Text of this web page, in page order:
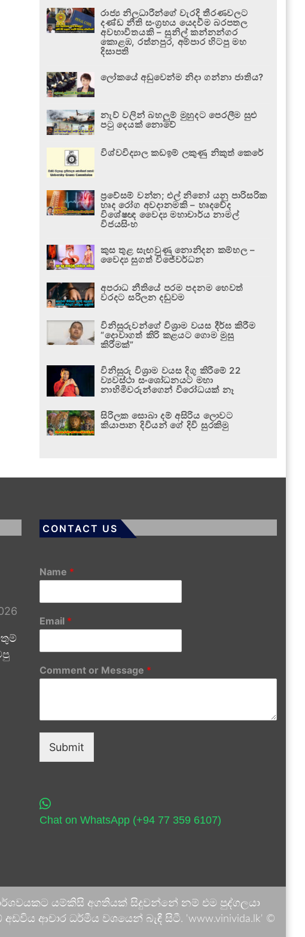
රාජ්‍ය නිලධාරීන්ගේ වැරදි තීරණවලට
දණ්ඩ නීති සංග්‍රහය යෙදවීම බරපතල
අවභාවිතයකි – සුනිල් කන්නන්ගර
කොළඹ, රත්නපුර, අම්පාර හිටපු මහ
දිසාපති
ලෝකයේ අඩුවෙන්ම නිදා ගන්නා ජාතිය?
නැව් වලින් බහලුම් මුහුදට පෙරලීම සුළු
පටු දෙයක් නොවේ
විශ්වවිද්‍යාල කඩඉම් ලකුණු නිකුත් කෙරේ
ප්‍රවේසම් වන්න; එල් නිනෝ යනු පාරිසරික
හෘද රෝග අවදානමකි – හෘදවේද
විශේෂඥ වෛද්‍ය මහාචාර්ය නාමල්
විජයසිංහ
කුස තුළ සැඟවුණු නොනිදන කම්හල –
වෛද්‍ය සුගත් විජේවර්ධන
අපරාධ නීතියේ පරම පදනම හෙවත්
වරදට සරිලන දඬුවම
විනිසුරුවන්ගේ විශ්‍රාම වයස දීර්ඝ කිරීම
“දොවාගත් කිරි කළයට ගොම මුසු
කිරීමක්”
විනිසුරු විශ්‍රාම වයස දිගු කිරීමේ 22
ව්‍යවස්ථා සංශෝධනයට මහා
නාහිමිවරුන්ගෙන් විරෝධයක් නෑ
සිරිලක සොබා දම් අසිරිය ලොවට
කියාපාන දිවියන් ගේ දිවි සුරකිමු
CONTACT US
Name *
Email *
Comment or Message *
Submit
Chat on WhatsApp (+94 77 359 6107)
යම්කිසි අගතියක් සිදුවන්නේ නම් එම පුද්ගලයා
ආචාර ධර්මීය වශයෙන් බැඳී සිටී. 'www.vinivida.lk' ©